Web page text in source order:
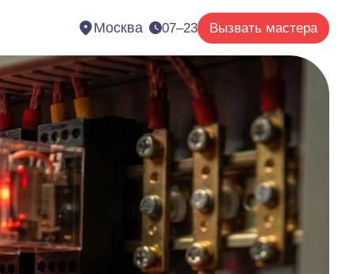
Москва 07–23 Вызвать мастера